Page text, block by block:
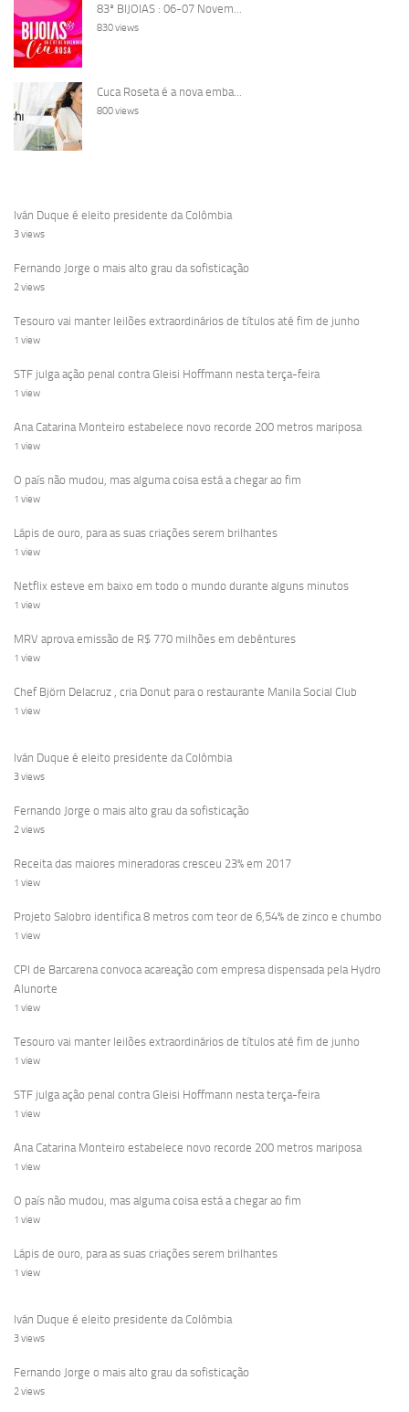
83ª BIJOIAS : 06-07 Novem...
830 views
Cuca Roseta é a nova emba...
800 views
Iván Duque é eleito presidente da Colômbia
3 views
Fernando Jorge o mais alto grau da sofisticação
2 views
Tesouro vai manter leilões extraordinários de títulos até fim de junho
1 view
STF julga ação penal contra Gleisi Hoffmann nesta terça-feira
1 view
Ana Catarina Monteiro estabelece novo recorde 200 metros mariposa
1 view
O país não mudou, mas alguma coisa está a chegar ao fim
1 view
Lápis de ouro, para as suas criações serem brilhantes
1 view
Netflix esteve em baixo em todo o mundo durante alguns minutos
1 view
MRV aprova emissão de R$ 770 milhões em debêntures
1 view
Chef Björn Delacruz , cria Donut para o restaurante Manila Social Club
1 view
Iván Duque é eleito presidente da Colômbia
3 views
Fernando Jorge o mais alto grau da sofisticação
2 views
Receita das maiores mineradoras cresceu 23% em 2017
1 view
Projeto Salobro identifica 8 metros com teor de 6,54% de zinco e chumbo
1 view
CPI de Barcarena convoca acareação com empresa dispensada pela Hydro
Alunorte
1 view
Tesouro vai manter leilões extraordinários de títulos até fim de junho
1 view
STF julga ação penal contra Gleisi Hoffmann nesta terça-feira
1 view
Ana Catarina Monteiro estabelece novo recorde 200 metros mariposa
1 view
O país não mudou, mas alguma coisa está a chegar ao fim
1 view
Lápis de ouro, para as suas criações serem brilhantes
1 view
Iván Duque é eleito presidente da Colômbia
3 views
Fernando Jorge o mais alto grau da sofisticação
2 views